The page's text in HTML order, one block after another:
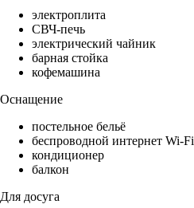
электроплита
СВЧ-печь
электрический чайник
барная стойка
кофемашина
Оснащение
постельное бельё
беспроводной интернет Wi-Fi
кондиционер
балкон
Для досуга